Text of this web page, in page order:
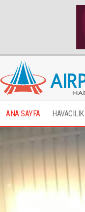
ANA SAYFA